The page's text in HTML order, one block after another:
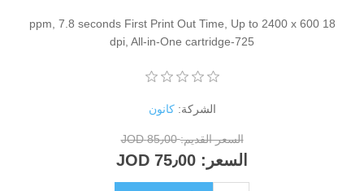
18 ppm, 7.8 seconds First Print Out Time, Up to 2400 x 600
dpi, All-in-One cartridge-725
الشركة: كانون
السعر القديم: 85٫00 JOD
السعر: 75٫00 JOD